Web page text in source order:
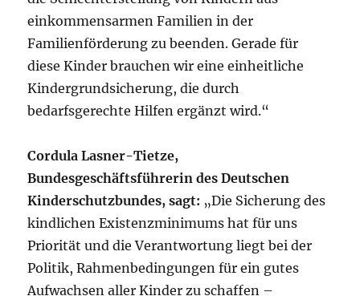
einkommensarmen Familien in der
Familienförderung zu beenden. Gerade für
diese Kinder brauchen wir eine einheitliche
Kindergrundsicherung, die durch
bedarfsgerechte Hilfen ergänzt wird.“
Cordula Lasner-Tietze,
Bundesgeschäftsführerin des Deutschen
Kinderschutzbundes, sagt: „Die Sicherung des
kindlichen Existenzminimums hat für uns
Priorität und die Verantwortung liegt bei der
Politik, Rahmenbedingungen für ein gutes
Aufwachsen aller Kinder zu schaffen –